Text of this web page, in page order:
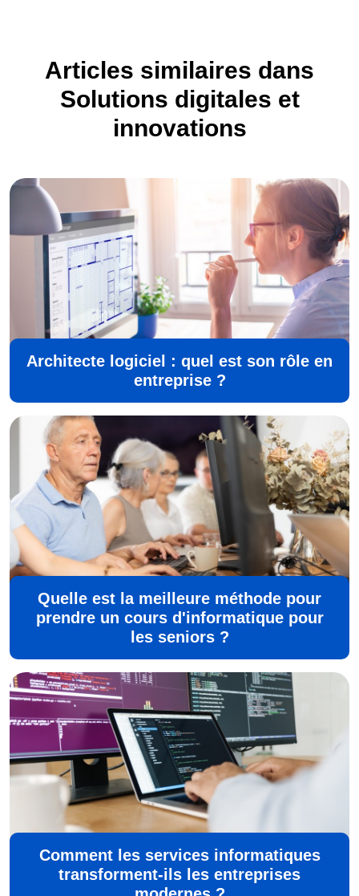
Articles similaires dans
Solutions digitales et
innovations
Architecte logiciel : quel est son rôle en
entreprise ?
Quelle est la meilleure méthode pour
prendre un cours d'informatique pour
les seniors ?
Comment les services informatiques
transforment-ils les entreprises